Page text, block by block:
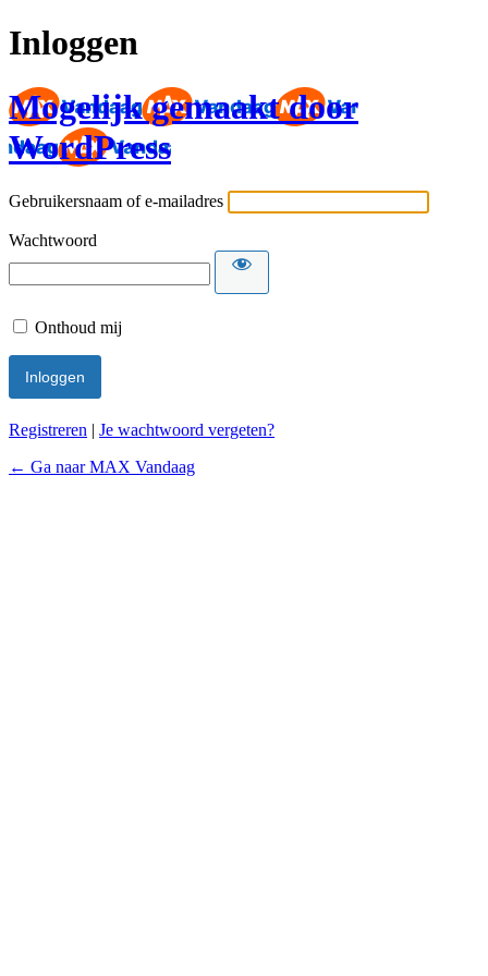
Inloggen
Mogelijk gemaakt door
WordPress
Gebruikersnaam of e-mailadres
Wachtwoord
Onthoud mij
Registreren | Je wachtwoord vergeten?
← Ga naar MAX Vandaag